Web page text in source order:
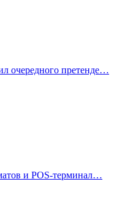
очередного претенде…
и POS-терминал…